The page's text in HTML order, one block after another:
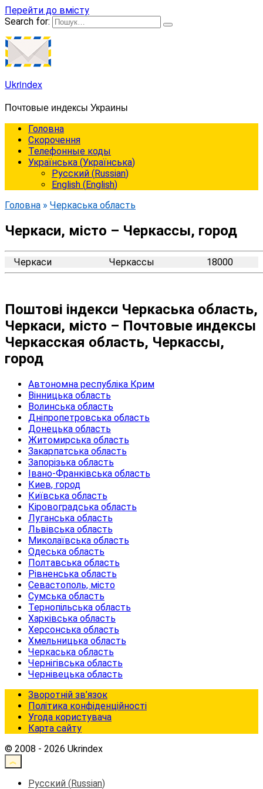
Перейти до вмісту
Search for:
Ukrindex
Почтовые индексы Украины
Головна
Cкорочення
Телефонные коды
Українська (Українська)
Русский (Russian)
English (English)
Головна » Черкаська область
Черкаси, місто – Черкассы, город
Черкаси Черкассы 18000
Поштові індекси Черкаська область,
Черкаси, місто – Почтовые индексы
Черкасская область, Черкассы,
город
Автономна республіка Крим
Вінницька область
Волинська область
Дніпропетровська область
Донецька область
Житомирська область
Закарпатська область
Запорізька область
Івано-Франківська область
Киев, город
Київська область
Кіровоградська область
Луганська область
Львівська область
Миколаївська область
Одеська область
Полтавська область
Рівненська область
Севастополь, місто
Сумська область
Тернопільська область
Харківська область
Херсонська область
Хмельницька область
Черкаська область
Чернігівська область
Чернівецька область
Зворотній зв’язок
Політика конфіденційності
Угода користувача
Карта сайту
© 2008 - 2026 Ukrindex
Русский (Russian)